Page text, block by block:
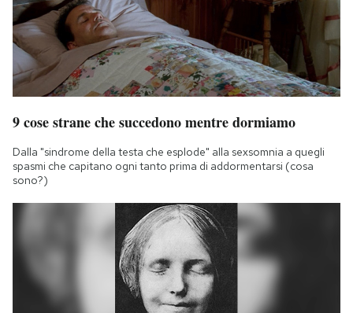
9 cose strane che succedono mentre dormiamo
Dalla "sindrome della testa che esplode" alla sexsomnia a quegli
spasmi che capitano ogni tanto prima di addormentarsi (cosa
sono?)